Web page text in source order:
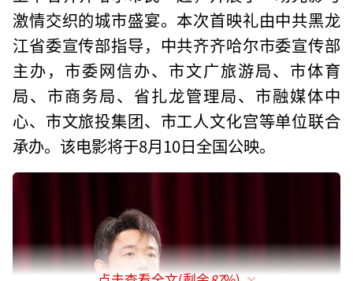
激情交织的城市盛宴。本次首映礼由中共黑龙
江省委宣传部指导，中共齐齐哈尔市委宣传部
主办，市委网信办、市文广旅游局、市体育
局、市商务局、省扎龙管理局、市融媒体中
心、市文旅投集团、市工人文化宫等单位联合
承办。该电影将于8月10日全国公映。